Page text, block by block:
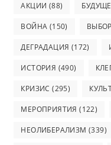
АКЦИИ (88)
ВОЙНА (150)
ДЕГРАДАЦИЯ (172)
ИСТОРИЯ (490)
КРИЗИС (295)
МЕРОПРИЯТИЯ (122)
НЕОЛИБЕРАЛИЗМ (339)